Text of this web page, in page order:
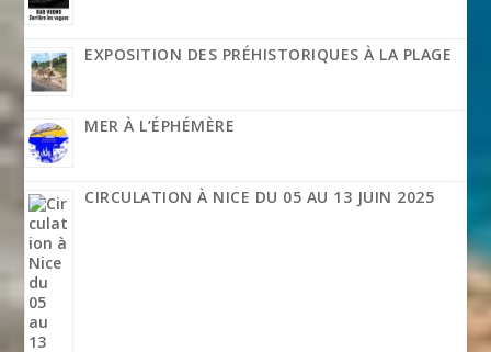
EXPOSITION DES PRÉHISTORIQUES À LA PLAGE
MER À L’ÉPHÉMÈRE
CIRCULATION À NICE DU 05 AU 13 JUIN 2025